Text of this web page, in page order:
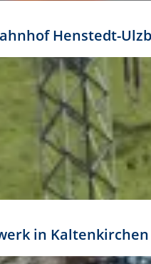
Henstedt-
in Kaltenkirchen